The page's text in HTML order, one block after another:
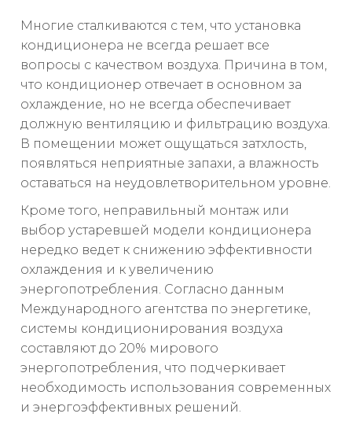
Многие сталкиваются с тем, что установка
кондиционера не всегда решает все
вопросы с качеством воздуха. Причина в том,
что кондиционер отвечает в основном за
охлаждение, но не всегда обеспечивает
должную вентиляцию и фильтрацию воздуха.
В помещении может ощущаться затхлость,
появляться неприятные запахи, а влажность
оставаться на неудовлетворительном уровне.
Кроме того, неправильный монтаж или
выбор устаревшей модели кондиционера
нередко ведет к снижению эффективности
охлаждения и к увеличению
энергопотребления. Согласно данным
Международного агентства по энергетике,
системы кондиционирования воздуха
составляют до 20% мирового
энергопотребления, что подчеркивает
необходимость использования современных
и энергоэффективных решений.